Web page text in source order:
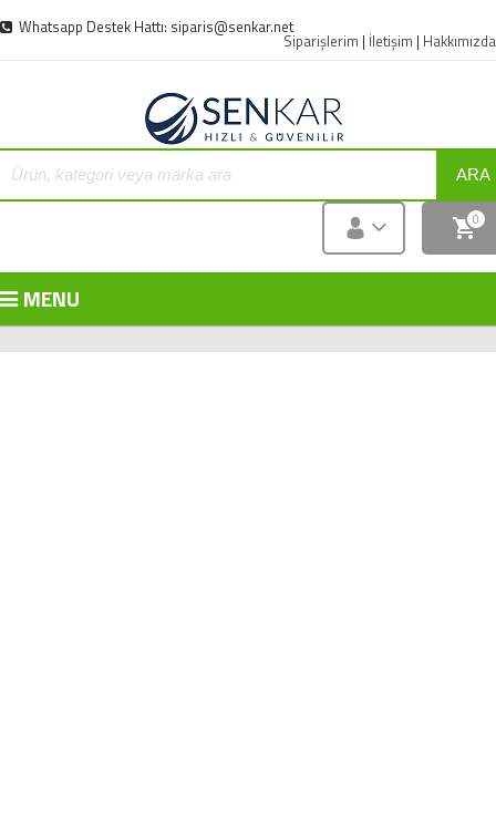
Whatsapp Destek Hattı: siparis@senkar.net
Siparişlerim | İletişim | Hakkımızda
ARA
0
MENU